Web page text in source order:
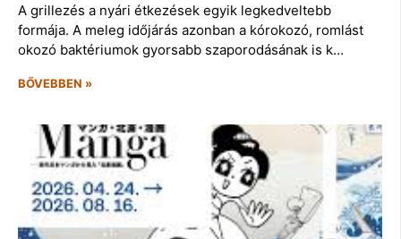
A grillezés a nyári étkezések egyik legkedveltebb
formája. A meleg időjárás azonban a kórokozó, romlást
okozó baktériumok gyorsabb szaporodásának is k…
BŐVEBBEN »